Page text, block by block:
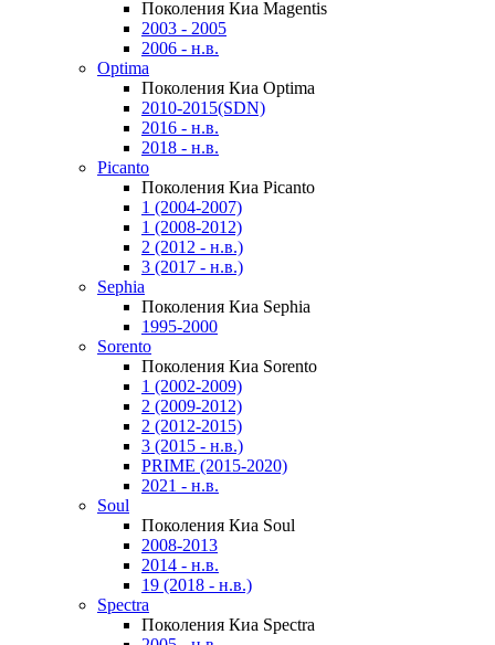
Поколения Киа Magentis
2003 - 2005
2006 - н.в.
Optima
Поколения Киа Optima
2010-2015(SDN)
2016 - н.в.
2018 - н.в.
Picanto
Поколения Киа Picanto
1 (2004-2007)
1 (2008-2012)
2 (2012 - н.в.)
3 (2017 - н.в.)
Sephia
Поколения Киа Sephia
1995-2000
Sorento
Поколения Киа Sorento
1 (2002-2009)
2 (2009-2012)
2 (2012-2015)
3 (2015 - н.в.)
PRIME (2015-2020)
2021 - н.в.
Soul
Поколения Киа Soul
2008-2013
2014 - н.в.
19 (2018 - н.в.)
Spectra
Поколения Киа Spectra